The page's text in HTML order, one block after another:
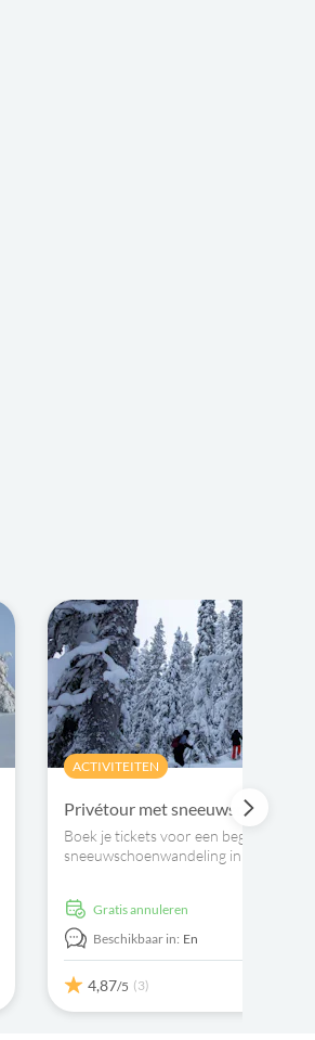
ACTIVITEITEN
Privétour met sneeuwschoenen
Boek je tickets voor een begeleide
sneeuwschoenwandeling in Levi
Gratis annuleren
Beschikbaar in: En
4,87/5 (3)